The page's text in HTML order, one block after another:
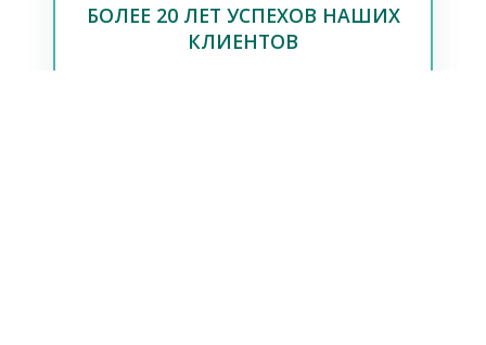
БОЛЕЕ 20 ЛЕТ УСПЕХОВ НАШИХ
КЛИЕНТОВ
достигать цифровых высот и
оставаться на волне успеха